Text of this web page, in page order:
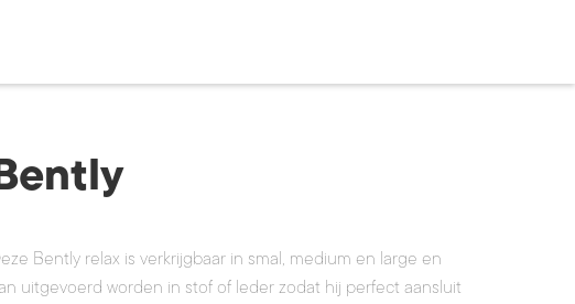
Bently relax is verkrijgbaar in smal, medium en large en
uitgevoerd worden in stof of leder zodat hij perfect aansluit